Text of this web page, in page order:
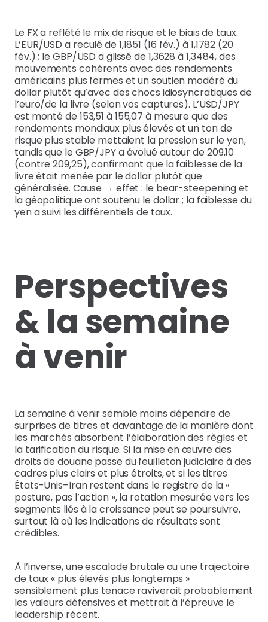
Le FX a reflété le mix de risque et le biais de taux.
L’EUR/USD a reculé de 1,1851 (16 fév.) à 1,1782 (20
fév.) ; le GBP/USD a glissé de 1,3628 à 1,3484, des
mouvements cohérents avec des rendements
américains plus fermes et un soutien modéré du
dollar plutôt qu’avec des chocs idiosyncratiques de
l’euro/de la livre (selon vos captures). L’USD/JPY
est monté de 153,51 à 155,07 à mesure que des
rendements mondiaux plus élevés et un ton de
risque plus stable mettaient la pression sur le yen,
tandis que le GBP/JPY a évolué autour de 209,10
(contre 209,25), confirmant que la faiblesse de la
livre était menée par le dollar plutôt que
généralisée. Cause → effet : le bear-steepening et
la géopolitique ont soutenu le dollar ; la faiblesse du
yen a suivi les différentiels de taux.
Perspectives
& la semaine
à venir
La semaine à venir semble moins dépendre de
surprises de titres et davantage de la manière dont
les marchés absorbent l’élaboration des règles et
la tarification du risque. Si la mise en œuvre des
droits de douane passe du feuilleton judiciaire à des
cadres plus clairs et plus étroits, et si les titres
États-Unis–Iran restent dans le registre de la «
posture, pas l’action », la rotation mesurée vers les
segments liés à la croissance peut se poursuivre,
surtout là où les indications de résultats sont
crédibles.
À l’inverse, une escalade brutale ou une trajectoire
de taux « plus élevés plus longtemps »
sensiblement plus tenace raviverait probablement
les valeurs défensives et mettrait à l’épreuve le
leadership récent.